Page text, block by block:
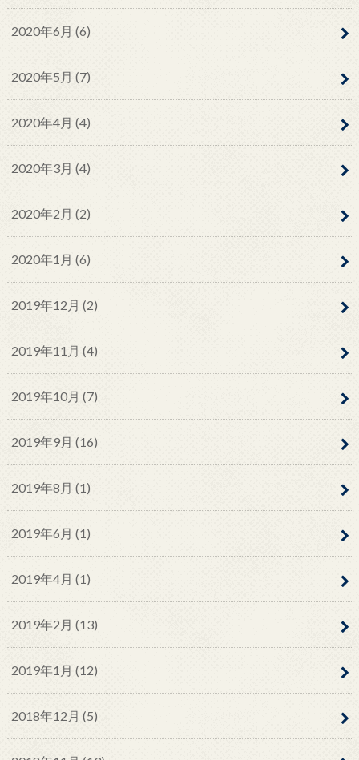
2020年6月 (6)
2020年5月 (7)
2020年4月 (4)
2020年3月 (4)
2020年2月 (2)
2020年1月 (6)
2019年12月 (2)
2019年11月 (4)
2019年10月 (7)
2019年9月 (16)
2019年8月 (1)
2019年6月 (1)
2019年4月 (1)
2019年2月 (13)
2019年1月 (12)
2018年12月 (5)